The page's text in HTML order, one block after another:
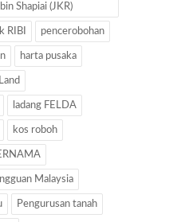
Shapiai (JKR)
RIBI pencerobohan
harta pusaka
ladang FELDA
kos roboh
Malaysia
Pengurusan tanah